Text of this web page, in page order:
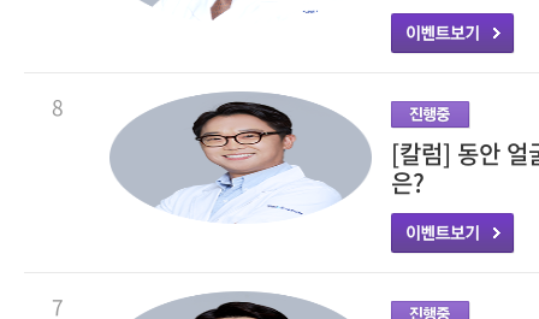
8
[칼럼] 동안 얼
은?
7